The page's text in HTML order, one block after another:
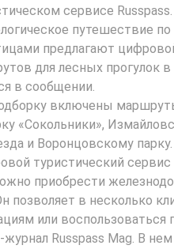
сервисе
путешествие
предлагают
для лесных прогулок в
в сообщении.
включены
«Сокольники»,
и Воронцовскому парку.
туристический
приобрести
позволяет в несколько
или воспользоваться
журнал Russpass Mag. В